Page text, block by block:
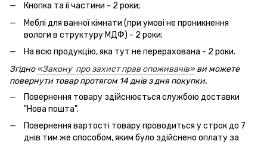
Кнопка та її частини - 2 роки;
Меблі для ванної кімнати (при умові не проникнення
вологи в структуру МДФ) - 2 роки;
На всю продукцію, яка тут не перерахована - 2 роки.
Згідно«Закону про захист прав споживачів» ви можете
повернути товар протягом 14 днів з дня покупки.
Повернення товару здійснюється службою доставки
"Нова пошта".
Повернення вартості товару проводиться у строк до 7
днів тим же способом, яким було здійснено оплату за